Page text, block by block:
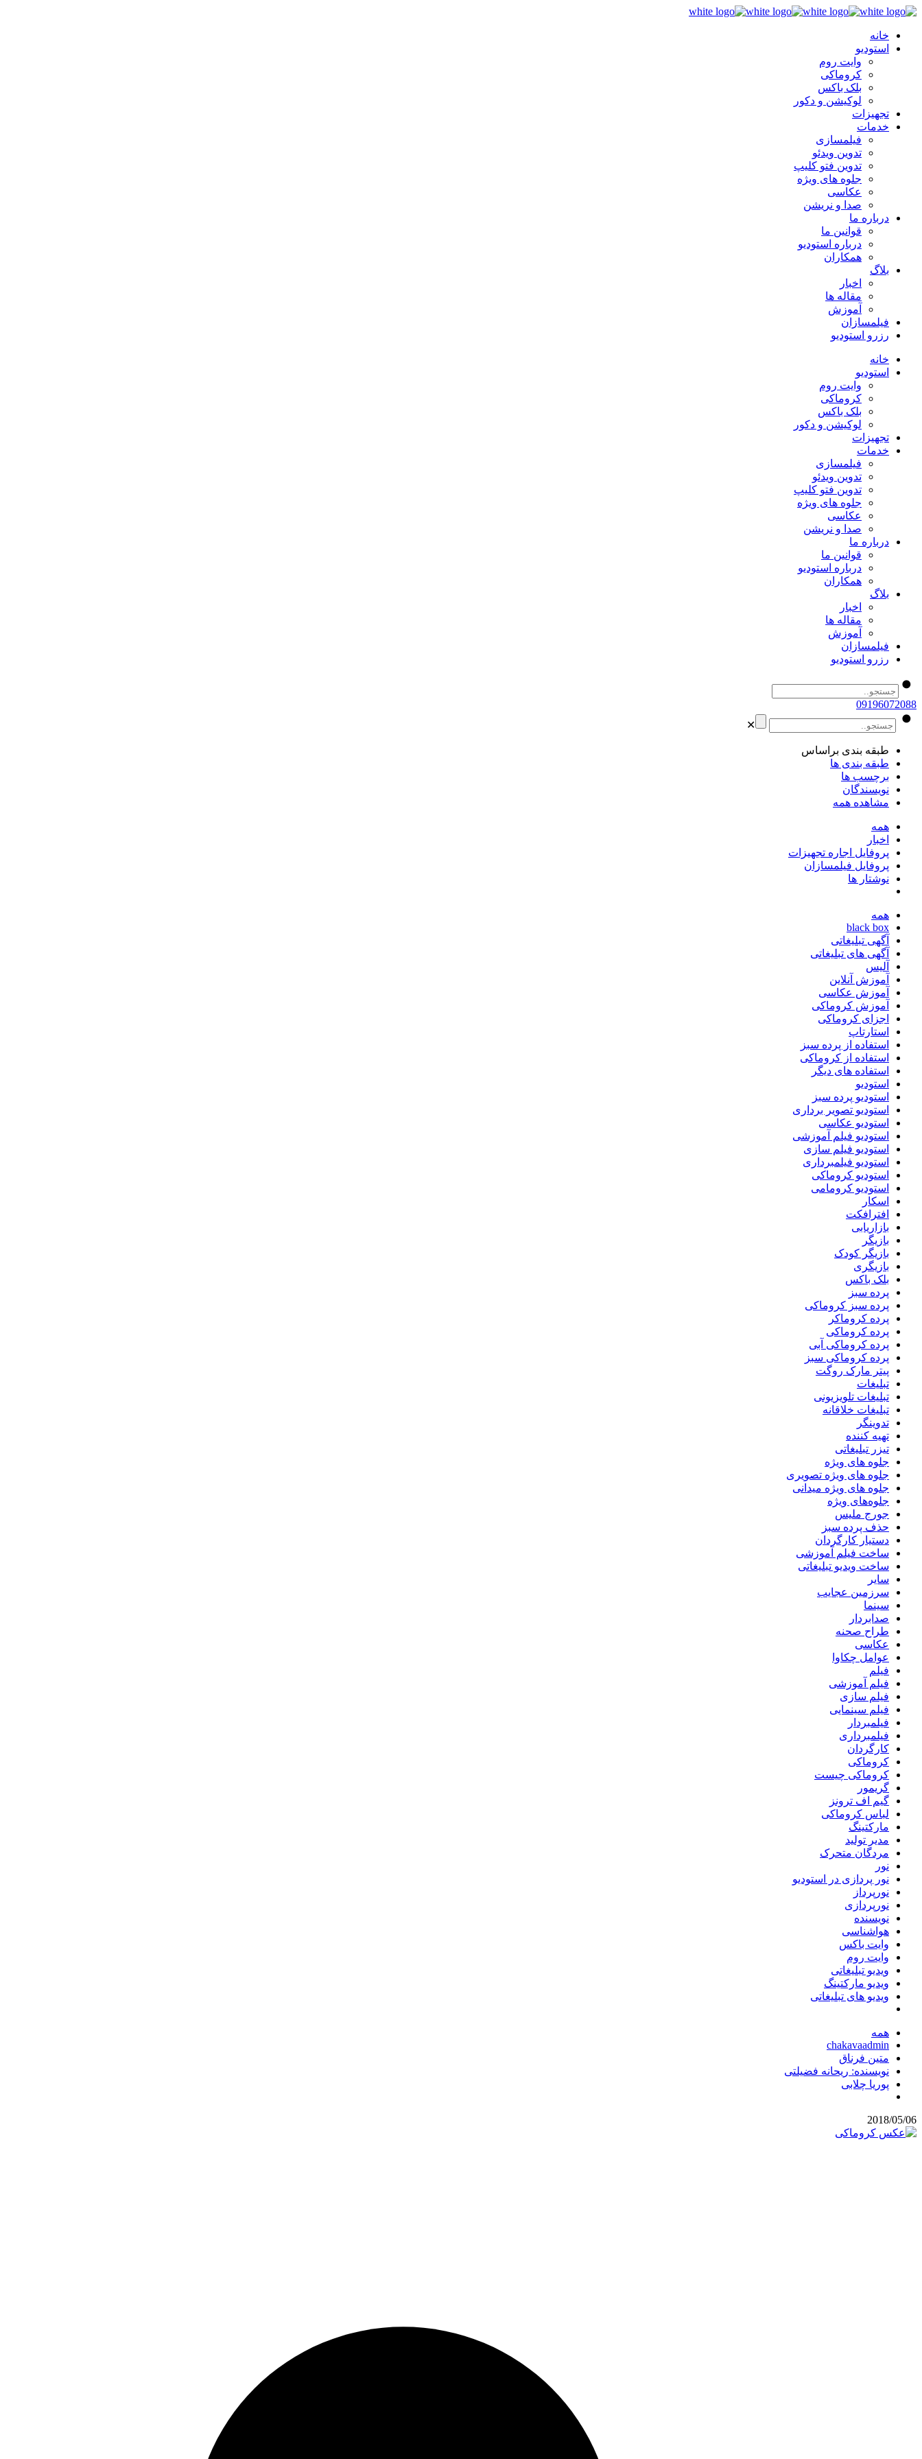
خانه
استودیو
وایت روم
کروماکی
بلک باکس
لوکیشن و دکور
تجهیزات
خدمات
فیلمسازی
تدوین ویدئو
تدوین فتو کلیپ
جلوه های ویژه
عکاسی
صدا و نریشن
درباره ما
قوانین ما
درباره استودیو
همکاران
بلاگ
اخبار
مقاله ها
آموزش
فیلمسازان
رزرو استودیو
خانه
استودیو
وایت روم
کروماکی
بلک باکس
لوکیشن و دکور
تجهیزات
خدمات
فیلمسازی
تدوین ویدئو
تدوین فتو کلیپ
جلوه های ویژه
عکاسی
صدا و نریشن
درباره ما
قوانین ما
درباره استودیو
همکاران
بلاگ
اخبار
مقاله ها
آموزش
فیلمسازان
رزرو استودیو
09196072088
✕
طبقه بندی براساس
طبقه بندی ها
برچسب ها
نویسندگان
مشاهده همه
همه
اخبار
پروفایل اجاره تجهیزات
پروفایل فیلمسازان
نوشتار ها
همه
black box
آگهی تبلیغاتی
آگهی های تبلیغاتی
آلیس
آموزش آنلاین
آموزش عکاسی
آموزش کروماکی
اجزای کروماکی
استارتاپ
استفاده از پرده سبز
استفاده از کروماکی
استفاده های دیگر
استودیو
استودیو پرده سبز
استودیو تصویر برداری
استودیو عکاسی
استودیو فیلم آموزشی
استودیو فیلم سازی
استودیو فیلمبرداری
استودیو کروماکی
استودیو کرومامی
اسکار
افترافکت
بازاریابی
بازیگر
بازیگر کودک
بازیگری
بلک باکس
پرده سبز
پرده سبز کروماکی
پرده کروماکر
پرده کروماکی
پرده کروماکی آبی
پرده کروماکی سبز
پیتر مارک روگت
تبلیغات
تبلیغات تلویزیونی
تبلیغات خلاقانه
تدوینگر
تهیه کننده
تیزر تبلیغاتی
جلوه های ویژه
جلوه های ویژه تصویری
جلوه های ویژه میدانی
جلوه‌های ویژه
جورج ملیس
حذف پرده سبز
دستیار کارگردان
ساخت فیلم آموزشی
ساخت ویدیو تبلیغاتی
سایر
سرزمین عجایب
سینما
صدابردار
طراح صحنه
عکاسی
عوامل چکاوا
فیلم
فیلم آموزشی
فیلم سازی
فیلم سینمایی
فیلمبردار
فیلمبرداری
کارگردان
کروماکی
کروماکی چیست
گریمور
گیم اف ترونز
لباس کروماکی
مارکتینگ
مدیر تولید
مردگان متحرک
نور
نور پردازی در استودیو
نورپرداز
نورپردازی
نویسنده
هواشناسی
وایت باکس
وایت روم
ویدیو تبلیغاتی
ویدیو مارکتینگ
ویدیو های تبلیغاتی
همه
chakavaadmin
متین فرناق
نویسنده: ریحانه فضیلتی
پوریا چلابی
2018/05/06